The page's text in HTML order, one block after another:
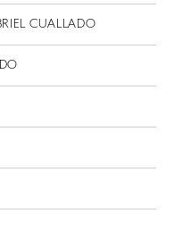
CUALLADO